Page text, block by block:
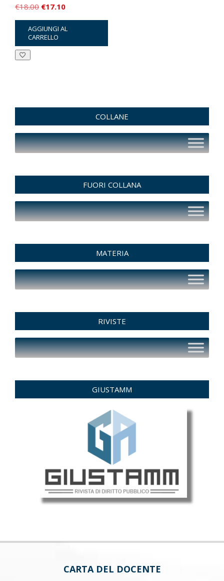
€18.00 Il
prezzo
originale
era:
€17.10Il
prezzo
attuale
è:
AGGIUNGI AL
CARRELLO
COLLANE
FUORI COLLANA
MATERIA
RIVISTE
GIUSTAMM
CARTA DEL DOCENTE